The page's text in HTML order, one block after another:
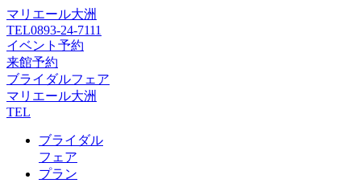
マリエール大洲
TEL0893-24-7111
イベント予約
来館予約
ブライダルフェア
マリエール大洲
TEL
ブライダル
フェア
プラン